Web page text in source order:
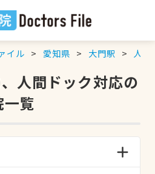
イル 愛知県 大門駅 人
人間ドック対応の
覧